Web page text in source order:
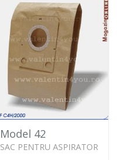
Model 42
SAC PENTRU ASPIRATOR